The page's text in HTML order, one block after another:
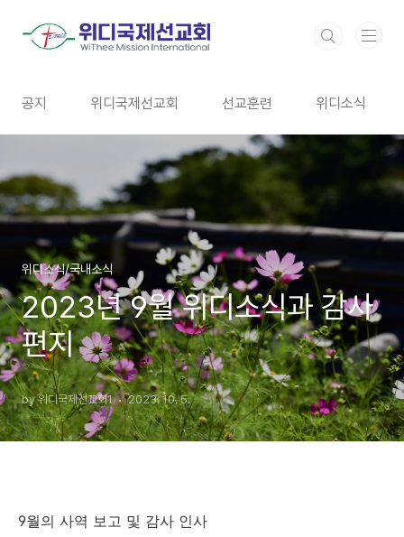
공지 위디국제선교회 선교훈련 위디소식
위디소식/국내소식
2023년 9월 위디소식과 감사
편지
by 위디국제선교회1 2023. 10. 5.
9월의 사역 보고 및 감사 인사